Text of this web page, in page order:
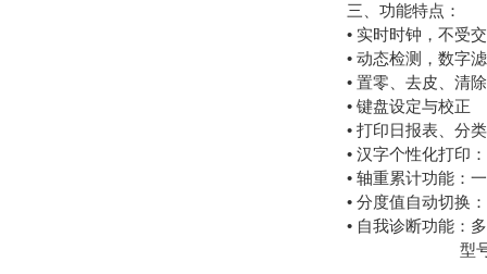
三、功能特点：
• 实时时钟，不受
• 动态检测，数字
• 置零、去皮、清
• 键盘设定与校正
• 打印日报表、分
• 汉字个性化打印
• 轴重累计功能：
• 分度值自动切换
• 自我诊断功能：
型号规